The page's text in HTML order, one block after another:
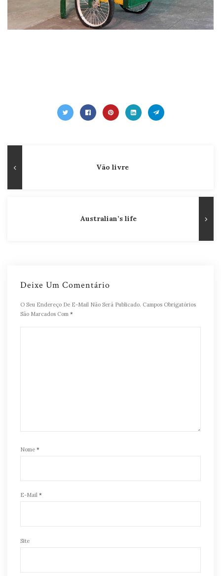
de
Post
Publicação
Vão livre
Australian’s life
Deixe Um Comentário
O Seu Endereço De E-Mail Não Será Publicado. Campos Obrigatórios
São Marcados Com *
Nome *
E-Mail *
Site